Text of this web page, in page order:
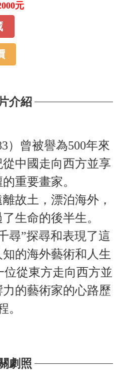
元
介紹
）曾被譽為500年來
中國走向西方並享
重要畫家。
故土，漂泊海外，
生命的後半生。
尋”探尋和表現了這
的海外藝術和人生
位從東方走向西方並
的藝術家的心路歷
。
劇照